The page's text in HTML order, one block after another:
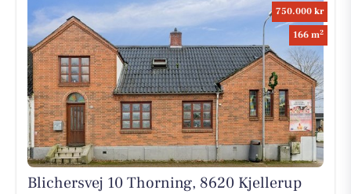
750.000 kr
166 m2
Blichersvej 10 Thorning, 8620 Kjellerup